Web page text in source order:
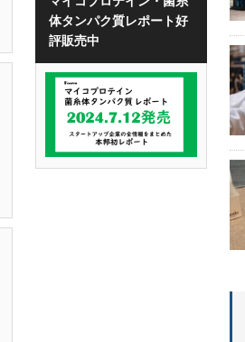
体タンパク質レポート好
評販売中